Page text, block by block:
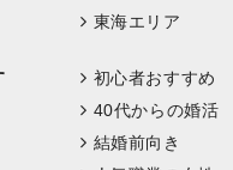
東海エリア
初心者おすすめ
40代からの婚活
結婚前向き